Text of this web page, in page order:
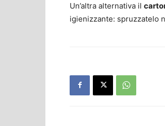
Un’altra alternativa il
igienizzante: spruzzatelo